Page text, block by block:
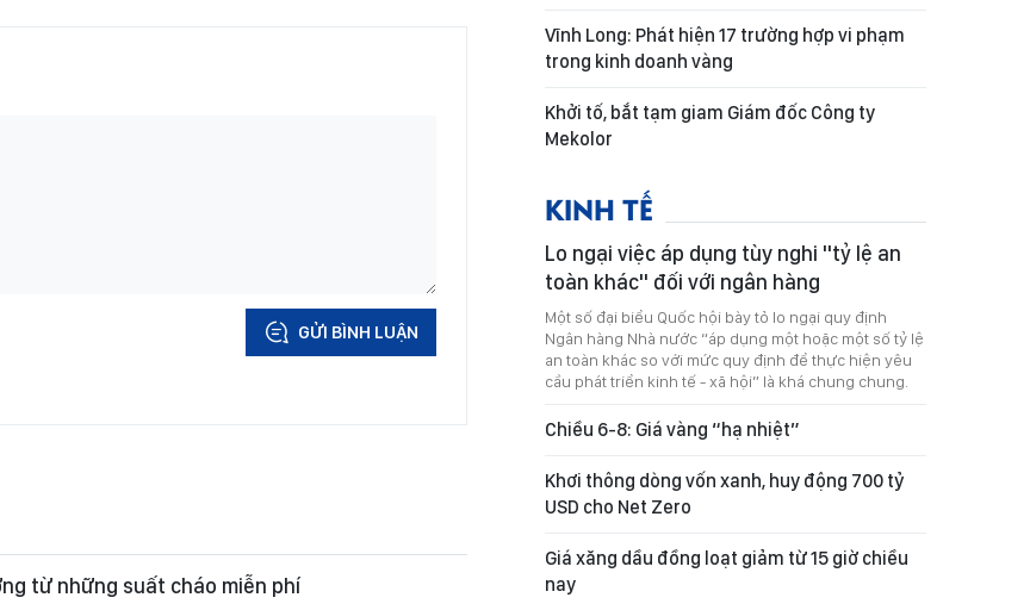
GỬI BÌNH LUẬN
từ những suất cháo miễn phí
Vĩnh Long: Phát hiện 17 trường hợp vi phạm
trong kinh doanh vàng
Khởi tố, bắt tạm giam Giám đốc Công ty
Mekolor
KINH TẾ
Lo ngại việc áp dụng tùy nghi "tỷ lệ an
toàn khác" đối với ngân hàng
Một số đại biểu Quốc hội bày tỏ lo ngại quy định
Ngân hàng Nhà nước “áp dụng một hoặc một số tỷ lệ
an toàn khác so với mức quy định để thực hiện yêu
cầu phát triển kinh tế - xã hội” là khá chung chung.
Chiều 6-8: Giá vàng “hạ nhiệt”
Khơi thông dòng vốn xanh, huy động 700 tỷ
USD cho Net Zero
Giá xăng dầu đồng loạt giảm từ 15 giờ chiều
nay